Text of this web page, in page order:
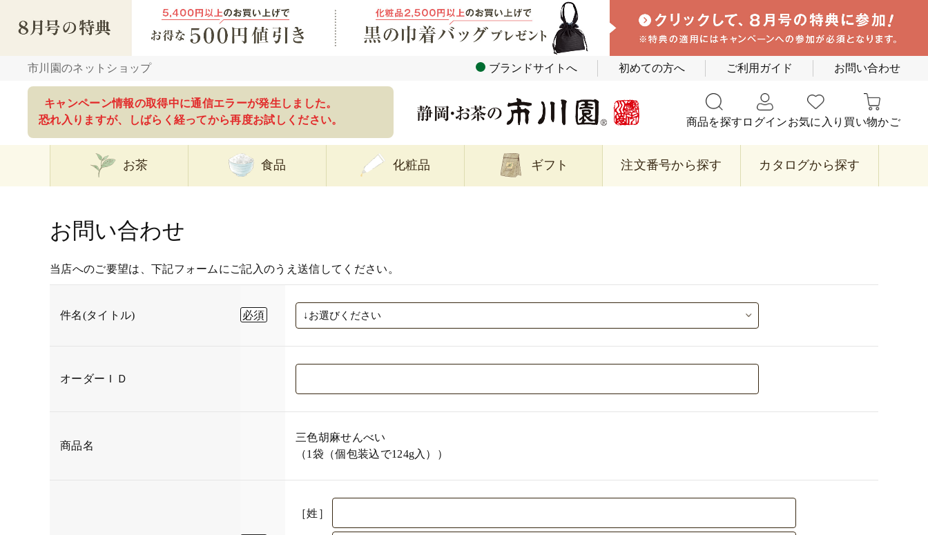
市川園のネットショップ ブランドサイトへ 初めての方へ ご利用ガイド お問い合わせ
キャンペーン情報の取得中に通信エラーが発生しました。
恐れ入りますが、しばらく経ってから再度お試しください。
商品を探す ログインお気に入り 買い物かご
お茶 食品 化粧品 ギフト 注文番号から探す カタログから探す
お問い合わせ
当店へのご要望は、下記フォームにご記入のうえ送信してください。
件名(タイトル)
オーダーＩＤ
商品名
三色胡麻せんべい
（1袋（個包装込で124g入））
［姓］